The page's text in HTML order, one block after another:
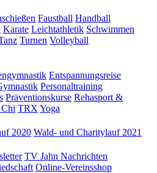
Faustball Handball
Karate Leichtathletik Schwimmen
Turnen Volleyball
Entspannungsreise
Personaltraining
Präventionskurse Rehasport &
TRX Yoga
2020 Wald- und Charitylauf 2021
TV Jahn Nachrichten
Online-Vereinsshop